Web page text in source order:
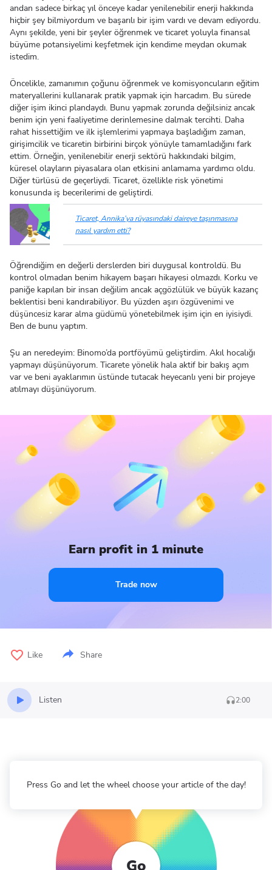
andan sadece birkaç yıl önceye kadar yenilenebilir enerji hakkında
hiçbir şey bilmiyordum ve başarılı bir işim vardı ve devam ediyordu.
Aynı şekilde, yeni bir şeyler öğrenmek ve ticaret yoluyla finansal
büyüme potansiyelimi keşfetmek için kendime meydan okumak
istedim.
Öncelikle, zamanımın çoğunu öğrenmek ve komisyoncuların eğitim
materyallerini kullanarak pratik yapmak için harcadım. Bu sürede
diğer işim ikinci plandaydı. Bunu yapmak zorunda değilsiniz ancak
benim için yeni faaliyetime derinlemesine dalmak tercihti. Daha
rahat hissettiğim ve ilk işlemlerimi yapmaya başladığım zaman,
girişimcilik ve ticaretin birbirini birçok yönüyle tamamladığını fark
ettim. Örneğin, yenilenebilir enerji sektörü hakkındaki bilgim,
küresel olayların piyasalara olan etkisini anlamama yardımcı oldu.
Diğer türlüsü de geçerliydi. Ticaret, özellikle risk yönetimi
konusunda iş becerilerimi de geliştirdi.
Ticaret, Annika’ya rüyasındaki daireye taşınmasına
nasıl yardım etti?
Öğrendiğim en değerli derslerden biri duygusal kontroldü. Bu
kontrol olmadan benim hikayem başarı hikayesi olmazdı. Korku ve
paniğe kapılan bir insan değilim ancak açgözlülük ve büyük kazanç
beklentisi beni kandırabiliyor. Bu yüzden aşırı özgüvenimi ve
düşüncesiz karar alma güdümü yönetebilmek işim için en iyisiydi.
Ben de bunu yaptım.
Şu an neredeyim: Binomo’da portföyümü geliştirdim. Akıl hocalığı
yapmayı düşünüyorum. Ticarete yönelik hala aktif bir bakış açım
var ve beni ayaklarımın üstünde tutacak heyecanlı yeni bir projeye
atılmayı düşünüyorum.
Earn profit in 1 minute
Trade now
Like Share
Listen 2:00
Go
Press Go and let the wheel choose your article of the day!